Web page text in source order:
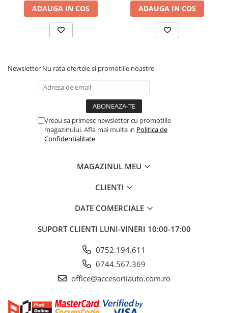
Covorase SUZUKI
Covorase TOYOTA
Covorase VOLKSWAGEN
Tavite Portbagaj
ELECTRICE AUTO
Adaptoare Bricheta Auto
Antene Auto
Banda izolatoare
Incarcatoare Auto
Papuci / Conectori Electrici
Redresoare Auto
Sigurante Auto
ADAUGA IN COS ADAUGA IN COS
Newsletter Nu rata ofertele si promotiile noastre
Vreau sa primesc newsletter cu promotiile
magazinului. Afla mai multe in Politica de
Confidentialitate
MAGAZINUL MEU
CLIENTI
DATE COMERCIALE
SUPORT CLIENTI LUNI-VINERI 10:00-17:00
0752.194.611
0744.567.369
office@accesoriiauto.com.ro